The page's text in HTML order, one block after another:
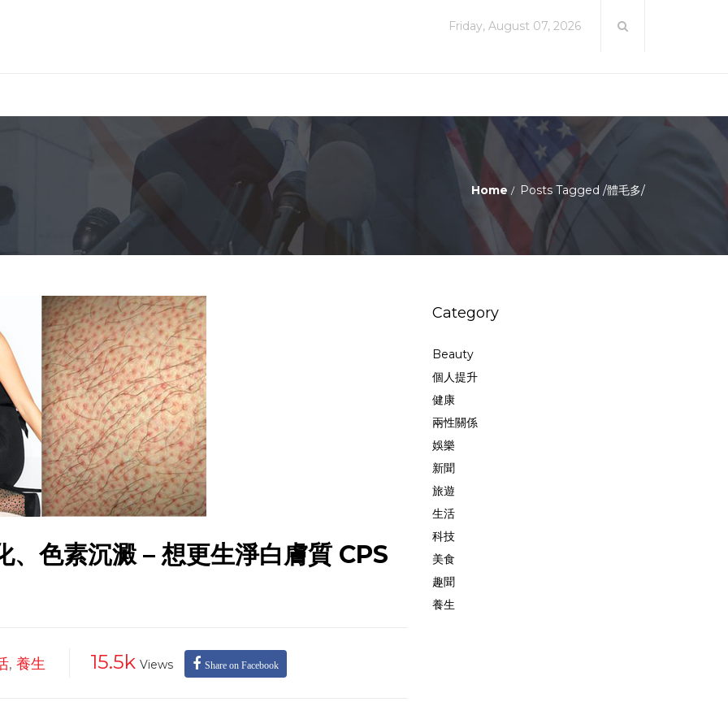
Friday, August 07, 2026
Home Posts Tagged /體毛多/
、色素沉澱 – 想更生淨白膚質 CPS
, 養生 15.5k Views Share on Facebook
Category
Beauty
個人提升
健康
兩性關係
娛樂
新聞
旅遊
生活
科技
美食
趣聞
養生